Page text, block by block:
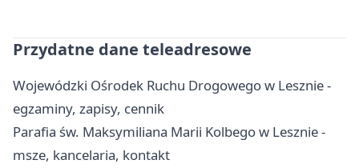
Przydatne dane teleadresowe
Wojewódzki Ośrodek Ruchu Drogowego w Lesznie -
egzaminy, zapisy, cennik
Parafia św. Maksymiliana Marii Kolbego w Lesznie -
msze, kancelaria, kontakt